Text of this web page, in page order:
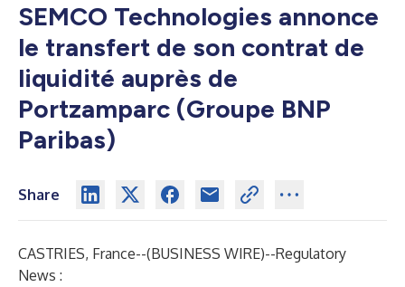
SEMCO Technologies annonce
le transfert de son contrat de
liquidité auprès de
Portzamparc (Groupe BNP
Paribas)
Share
CASTRIES, France--(BUSINESS WIRE)--Regulatory
News :